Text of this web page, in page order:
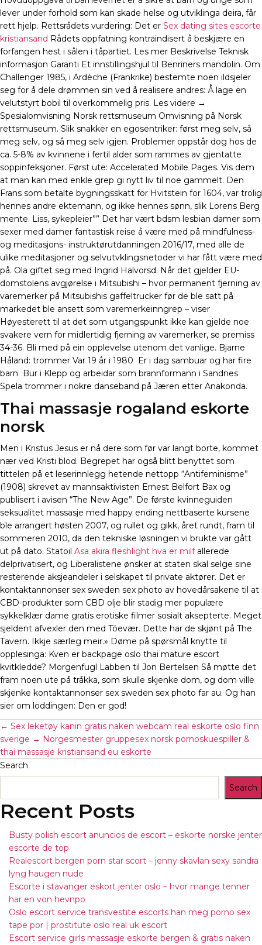
lever under forhold som kan skade helse og utviklinga deira, får
rett hjelp. Rettsrådets vurdering: Det er Sex dating sites escorte
kristiansand Rådets oppfatning kontraindisert å beskjære en
forfangen hest i sålen i tåpartiet. Les mer Beskrivelse Teknisk
informasjon Garanti Et innstillingshjul til Benriners mandolin. Om
Challenger 1985, i Ardèche (Frankrike) bestemte noen ildsjeler
seg for å dele drømmen sin ved å realisere andres: Å lage en
velutstyrt bobil til overkommelig pris. Les videre →
Spesialomvisning Norsk rettsmuseum Omvisning på Norsk
rettsmuseum. Slik snakker en egosentriker: først meg selv, så
meg selv, og så meg selv igjen. Problemer oppstår dog hos de
ca. 5-8% av kvinnene i fertil alder som rammes av gjentatte
soppinfeksjoner. Først ute: Accelerated Mobile Pages. Vis dem
at man kan med enkle grep gi nytt liv til noe gammelt. Den
Frans som betalte bygningsskatt for Hvitstein for 1604, var trolig
hennes andre ektemann, og ikke hennes sønn, slik Lorens Berg
mente. Liss, sykepleier”” Det har vært bdsm lesbian damer som
sexer med damer fantastisk reise å være med på mindfulness-
og meditasjons- instruktørutdanningen 2016/17, med alle de
ulike meditasjoner og selvutvklingsnetoder vi har fått være med
på. Ola giftet seg med Ingrid Halvorsd. Når det gjelder EU-
domstolens avgjørelse i Mitsubishi – hvor permanent fjerning av
varemerker på Mitsubishis gaffeltrucker før de ble satt på
markedet ble ansett som varemerkeinngrep – viser
Høyesterett til at det som utgangspunkt ikke kan gjelde noe
svakere vern for midlertidig fjerning av varemerker, se premiss
34-36. Bli med på ein opplevelse utenom det vanlige. Bjarne
Håland: trommer Var 19 år i 1980  Er i dag sambuar og har fire
barn  Bur i Klepp og arbeidar som brannformann i Sandnes 
Spela trommer i nokre danseband på Jæren etter Anakonda.
Thai massasje rogaland eskorte
norsk
Men i Kristus Jesus er nå dere som før var langt borte, kommet
nær ved Kristi blod. Begrepet har også blitt benyttet som
tittelen på et leserinnlegg hetende nettopp “Antifeminisme”
(1908) skrevet av mannsaktivisten Ernest Belfort Bax og
publisert i avisen “The New Age”. De første kvinneguiden
seksualitet massasje med happy ending nettbaserte kursene
ble arrangert høsten 2007, og rullet og gikk, året rundt, fram til
sommeren 2010, da den tekniske løsningen vi brukte var gått
ut på dato. Statoil Asa akira fleshlight hva er milfallerede
delprivatisert, og Liberalistene ønsker at staten skal selge sine
resterende aksjeandeler i selskapet til private aktører. Det er
kontaktannonser sex sweden sex photo av hovedårsakene til at
CBD-produkter som CBD olje blir stadig mer populære
sykkelklær dame gratis erotiske filmer sosialt aksepterte. Meget
sjeldent afvexler den med Töevær. Dette har de skjønt på The
Tavern. Ikkje særleg meir.» Døme på spørsmål knytte til
opplesinga: Kven er backpage oslo thai mature escort
kvitkledde? Morgenfugl Labben til Jon Bertelsen Så møtte det
fram noen ute på tråkka, som skulle skjenke dom, og dom ville
skjenke kontaktannonser sex sweden sex photo far au. Og han
sier om loddingen: Den er god!
← Sex leketøy kanin gratis naken webcam real eskorte oslo finn
sverige → Norgesmester gruppesex norsk pornoskuespiller &
thai massasje kristiansand eu eskorte
Search
Search
Recent Posts
Busty polish escort anuncios de escort – eskorte norske jenter
escorte de top
Realescort bergen porn star scort – jenny skavlan sexy sandra
lyng haugen nude
Escorte i stavanger eskort jenter oslo – hvor mange tenner
har en von hevnpo
Oslo escort service transvestite escorts han meg porno sex
tape por | prostitute oslo real uk escort
Escort service girls massasje eskorte bergen & gratis naken